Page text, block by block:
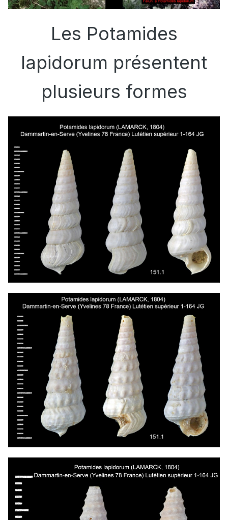
Les Potamides
lapidorum présentent
plusieurs formes